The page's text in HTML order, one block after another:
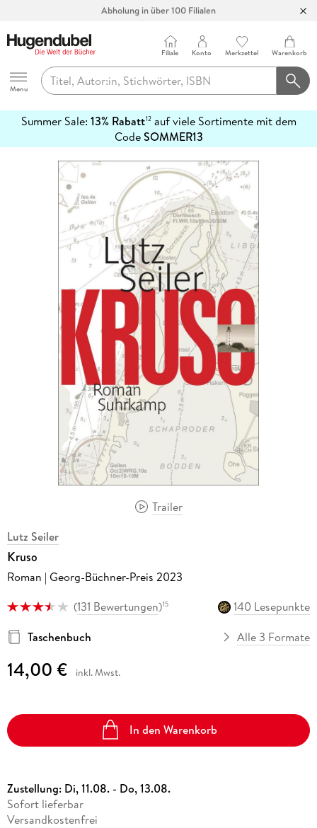
Abholung in über 100 Filialen
Hugendubel
Menu
Filiale Konto Merkzettel Warenkorb
Summer Sale: 13% Rabatt12auf viele Sortimente mit dem
CodeSOMMER13
erfahren
Trailer
Lutz Seiler
Kruso
Roman | Georg-Büchner-Preis 2023
(131 Bewertungen)15
140 Lesepunkte
Taschenbuch
Alle 3 Formate
14,00 € inkl. Mwst.
In den Warenkorb
Zustellung: Di, 11.08. - Do, 13.08.
Sofort lieferbar
Versandkostenfrei